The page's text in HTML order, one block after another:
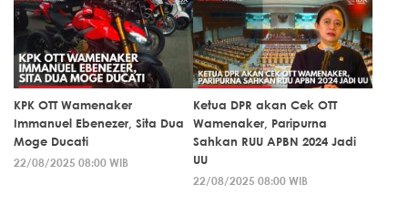
KPK OTT Wamenaker
Immanuel Ebenezer, Sita Dua
Moge Ducati
22/08/2025 08:00 WIB
Ketua DPR akan Cek OTT
Wamenaker, Paripurna
Sahkan RUU APBN 2024 Jadi
UU
22/08/2025 08:00 WIB